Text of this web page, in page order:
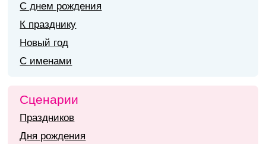
С днем рождения
К празднику
Новый год
С именами
Сценарии
Праздников
Дня рождения